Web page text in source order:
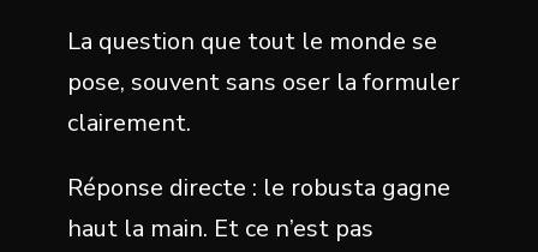
La question que tout le monde se
pose, souvent sans oser la formuler
clairement.
Réponse directe : le robusta gagne
haut la main. Et ce n’est pas